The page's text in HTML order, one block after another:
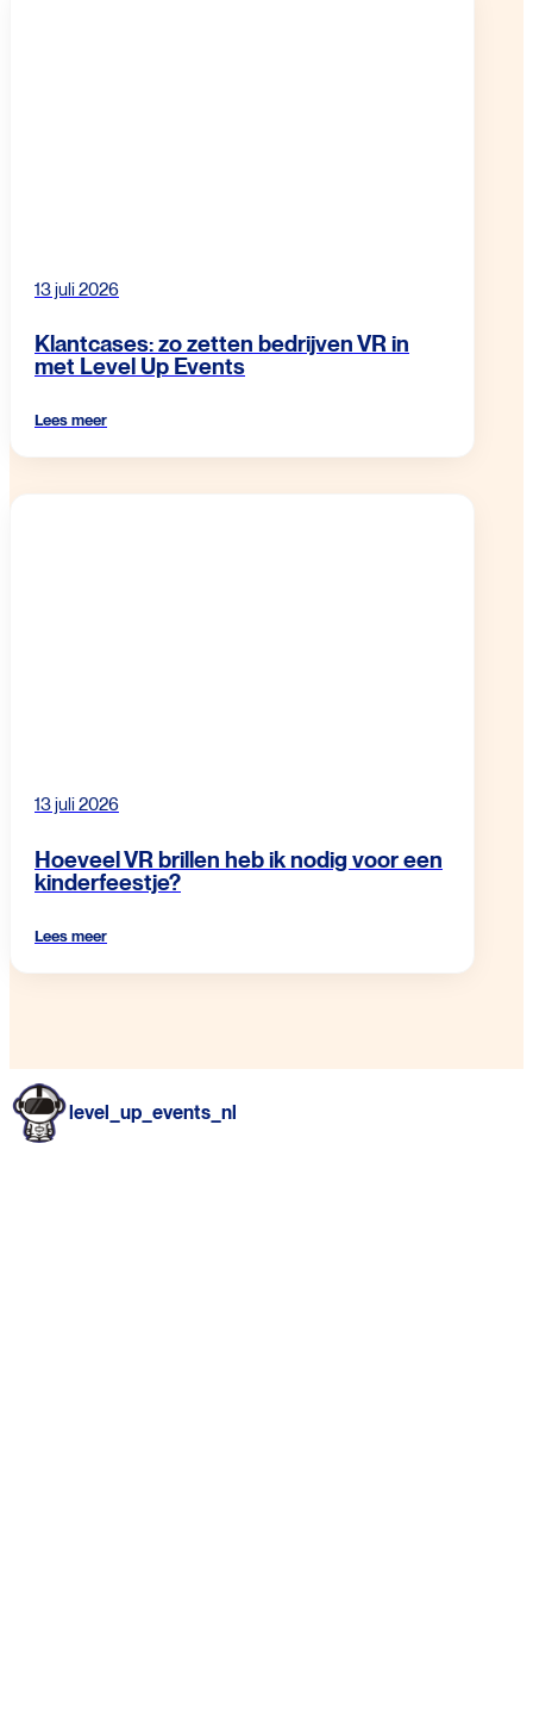
13 juli 2026
Klantcases: zo zetten bedrijven VR in
met Level Up Events
Lees meer
13 juli 2026
Hoeveel VR brillen heb ik nodig voor een
kinderfeestje?
Lees meer
level_up_events_nl